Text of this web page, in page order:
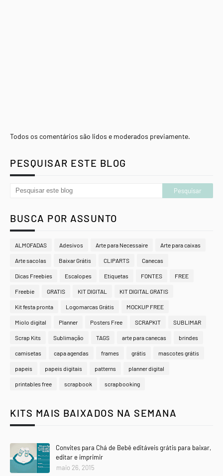
Todos os comentários são lidos e moderados previamente.
PESQUISAR ESTE BLOG
BUSCA POR ASSUNTO
ALMOFADAS Adesivos Arte para Necessaire Arte para caixas
Arte sacolas Baixar Grátis CLIPARTS Canecas
Dicas Freebies Escalopes Etiquetas FONTES FREE
Freebie GRATIS KIT DIGITAL KIT DIGITAL GRATIS
Kit festa pronta Logomarcas Grátis MOCKUP FREE
Miolo digital Planner Posters Free SCRAPKIT SUBLIMAR
Scrap Kits Sublimação TAGS arte para canecas brindes
camisetas capa agendas frames grátis mascotes grátis
papeis papeis digitais patterns planner digital
printables free scrapbook scrapbooking
KITS MAIS BAIXADOS NA SEMANA
Convites para Chá de Bebê editáveis grátis para baixar,
editar e imprimir
maio 26, 2015